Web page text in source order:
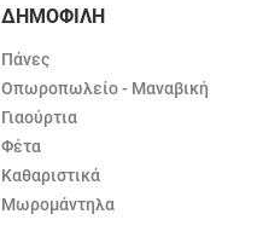
ΔΗΜΟΦΙΛΗ
Πάνες
Οπωροπωλείο - Μαναβική
Γιαούρτια
Φέτα
Καθαριστικά
Μωρομάντηλα